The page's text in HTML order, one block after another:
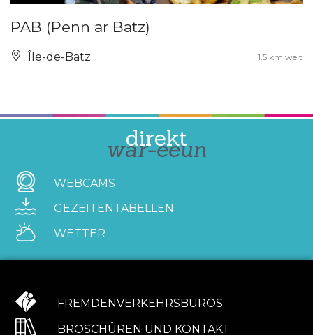
PAB (Penn ar Batz)
Île-de-Batz 1.5 km weit
direkt
war-eeun
WEBCAMS
GEZEITENTABELLEN
WETTER
FREMDENVERKEHRSBÜROS
BROSCHÜREN UND KONTAKT